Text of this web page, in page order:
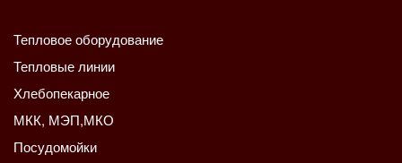
Тепловое оборудование
Тепловые линии
Хлебопекарное
МКК, МЭП,МКО
Посудомойки